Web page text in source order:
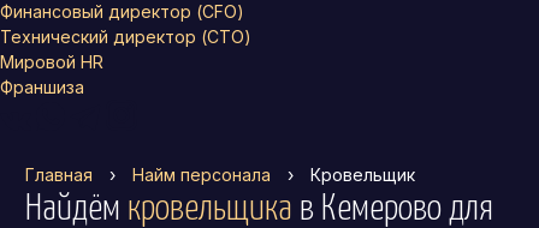
Финансовый директор (CFO)
Технический директор (CTO)
Мировой HR
Франшиза
Главная › Найм персонала › Кровельщик
Найдём кровельщика в Кемерово для